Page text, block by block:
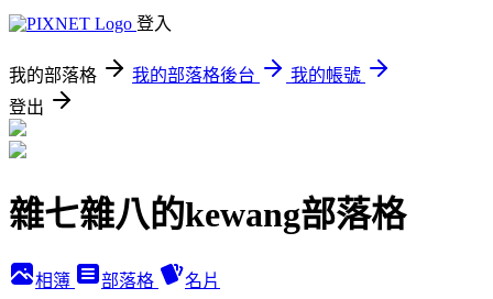
登入
我的部落格 我的部落格後台
我的帳號
登出
雜七雜八的kewang部落格
相簿 部落格 名片